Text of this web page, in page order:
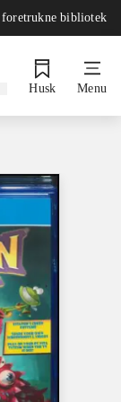
bibliotek
Husk Menu